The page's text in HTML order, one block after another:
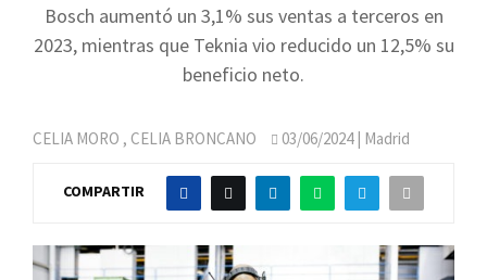
Bosch aumentó un 3,1% sus ventas a terceros en
2023, mientras que Teknia vio reducido un 12,5% su
beneficio neto.
CELIA MORO , CELIA BRONCANO 03/06/2024| Madrid
COMPARTIR